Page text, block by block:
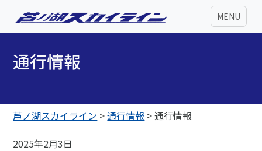
MENU
通行情報
芦ノ湖スカイライン >通行情報 >通行情報
2025年2月3日